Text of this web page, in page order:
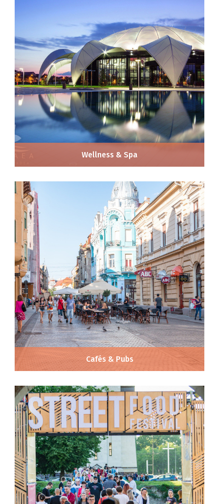
Wellness & Spa
Cafés & Pubs